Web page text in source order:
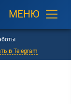
в Telegram
МЕНЮ